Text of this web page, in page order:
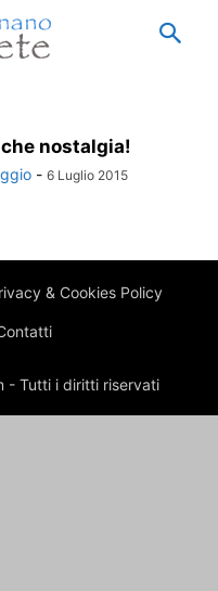
nostalgia!
- 6 Luglio 2015
& Cookies Policy
- Tutti i diritti riservati